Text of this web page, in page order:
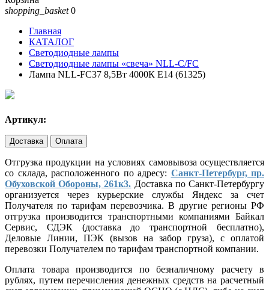
shopping_basket 0
Главная
КАТАЛОГ
Светодиодные лампы
Светодиодные лампы «свеча» NLL-C/FC
Лампа NLL-FC37 8,5Вт 4000К Е14 (61325)
Артикул:
Доставка Оплата
Отгрузка продукции на условиях самовывоза осуществляется
со склада, расположенного по адресу: Санкт-Петербург, пр.
Обуховской Обороны, 261к3. Доставка по Санкт-Петербургу
организуется через курьерские службы Яндекс за счет
Получателя по тарифам перевозчика. В другие регионы РФ
отгрузка производится транспортными компаниями Байкал
Сервис, СДЭК (доставка до транспортной бесплатно),
Деловые Линии, ПЭК (вызов на забор груза), с оплатой
перевозки Получателем по тарифам транспортной компании.
Оплата товара производится по безналичному расчету в
рублях, путем перечисления денежных средств на расчетный